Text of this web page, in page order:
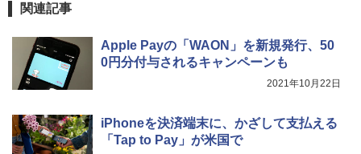
関連記事
Apple Payの「WAON」を新規発行、50
0円分付与されるキャンペーンも
2021年10月22日
iPhoneを決済端末に、かざして支払える
「Tap to Pay」が米国で